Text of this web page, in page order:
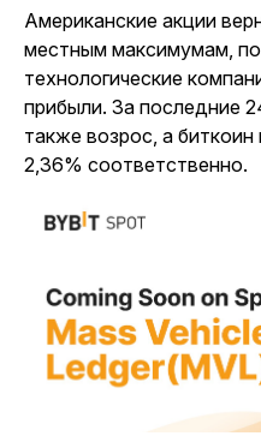
Американские акции
местным максимумам,
технологические
прибыли. За последние
также возрос, а
2,36% соответственно.